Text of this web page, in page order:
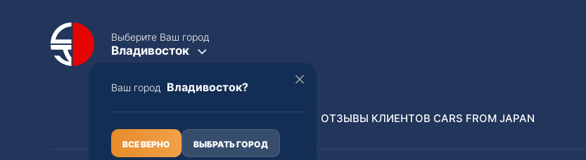
Выберите Ваш город
Владивосток
Ваш город Владивосток?
ВСЕ ВЕРНО ВЫБРАТЬ ГОРОД
ОТЗЫВЫ КЛИЕНТОВ CARS FROM JAPAN